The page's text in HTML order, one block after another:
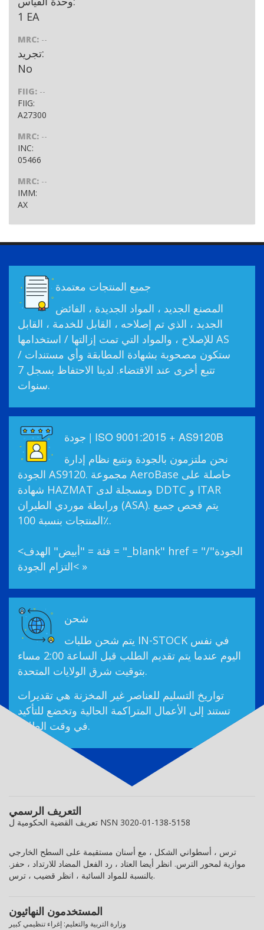
1 EA
MRC: --
تجريد:
No
FIIG: --
FIIG:
A27300
MRC: --
INC:
05466
MRC: --
IMM:
AX
جميع المنتجات معتمدة
المصنع الجديد ، المواد الجديدة ، الفائض
الجديد ، الذي تم إصلاحه ، القابل للخدمة ، القابل
للإصلاح ، والمواد التي تمت إزالتها / استخدامها AS
ستكون مصحوبة بشهادة المطابقة وأي مستندات /
تتبع أخرى عند الاقتضاء. لدينا الاحتفاظ بسجل 7
سنوات.
جودة | ISO 9001:2015 + AS9120B
نحن ملتزمون بالجودة ونتبع نظام إدارة
الجودة AS9120. مجموعة AeroBase حاصلة على
شهادة HAZMAT ومسجلة لدى DDTC و ITAR
ورابطة موردي الطيران (ASA). يتم فحص جميع
المنتجات بنسبة 100٪.
<فئة = "أبيض" الهدف = "_blank" href = "/الجودة"
>التزام الجودة »
شحن
يتم شحن طلبات IN-STOCK في نفس
اليوم عندما يتم تقديم الطلب قبل الساعة 2:00 مساء
بتوقيت شرق الولايات المتحدة.
تواريخ التسليم للعناصر غير المخزنة هي تقديرات
تستند إلى الأعمال المتراكمة الحالية وتخضع للتأكيد
في وقت الطلب.
التعريف الرسمي
تعريف القضية الحكومية ل NSN 3020-01-138-5158
ترس ، أسطواني الشكل ، مع أسنان مستقيمة على السطح الخارجي
موازية لمحور الترس. انظر أيضا العتاد ، رد الفعل المضاد للارتداد ، حفز.
بالنسبة للمواد السائبة ، انظر قضيب ، ترس.
المستخدمون النهائيون
وزارة التربية والتعليم: إغراء تنظيمي كبير